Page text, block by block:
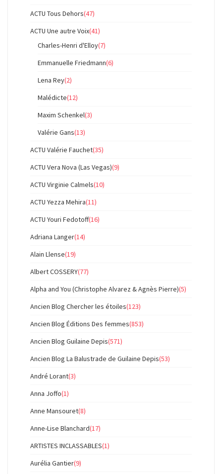
ACTU Tous Dehors(47)
ACTU Une autre Voix(41)
Charles-Henri d'Elloy(7)
Emmanuelle Friedmann(6)
Lena Rey(2)
Malédicte(12)
Maxim Schenkel(3)
Valérie Gans(13)
ACTU Valérie Fauchet(35)
ACTU Vera Nova (Las Vegas)(9)
ACTU Virginie Calmels(10)
ACTU Yezza Mehira(11)
ACTU Youri Fedotoff(16)
Adriana Langer(14)
Alain Llense(19)
Albert COSSERY(77)
Alpha and You (Christophe Alvarez & Agnès Pierre)(5)
Ancien Blog Chercher les étoiles(123)
Ancien Blog Éditions Des femmes(853)
Ancien Blog Guilaine Depis(571)
Ancien Blog La Balustrade de Guilaine Depis(53)
André Lorant(3)
Anna Joffo(1)
Anne Mansouret(8)
Anne-Lise Blanchard(17)
ARTISTES INCLASSABLES(1)
Aurélia Gantier(9)